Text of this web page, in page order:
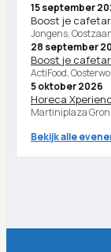
15 september
Boost je
Jongens,
28 september
Boost je
ActiFood,
5 oktober 2026
Horeca
Martiniplaza
Bekijk alle